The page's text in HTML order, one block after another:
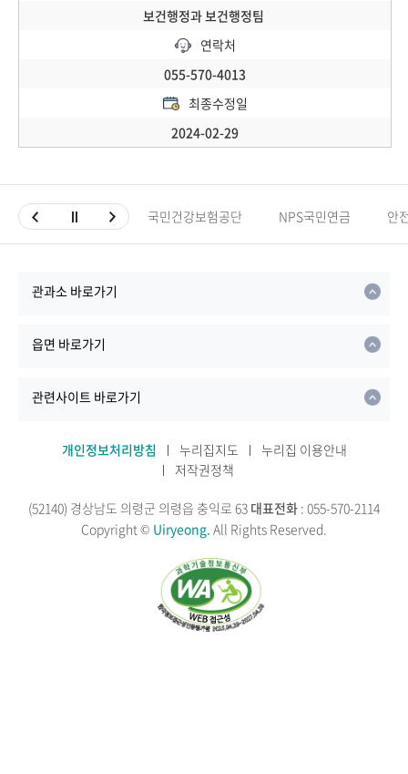
보건행정과 보건행정팀
연락처
055-570-4013
최종수정일
2024-02-29
국민건강보험공단 NPS국민연금 안
관과소 바로가기
읍면 바로가기
관련사이트 바로가기
개인정보처리방침 누리집지도
누리집 이용안내
저작권정책
(52140) 경상남도 의령군 의령읍 충익로 63 대표전화 : 055-570-2114
Copyright © Uiryeong. All Rights Reserved.